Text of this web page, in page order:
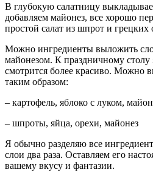
В глубокую салатницу
добавляем майонез, все хорошо
простой салат из шпрот и грецких
Можно ингредиенты выложить
майонезом. К праздничному столу
смотрится более красиво. Можно
таким образом:
– картофель, яблоко с луком,
– шпроты, яйца, орехи, майонез
Я обычно разделяю все
слои два раза. Оставляем его
вашему вкусу и фантазии.